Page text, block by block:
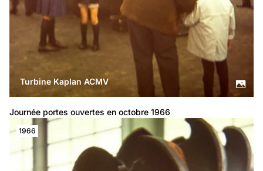
Turbine Kaplan ACMV
Journée portes ouvertes en octobre 1966
1966